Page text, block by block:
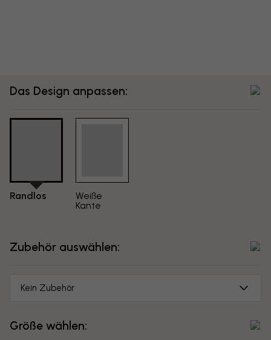
Das Design anpassen:
Randlos
Weiße
Kante
Zubehör auswählen:
Kein Zubehör
Größe wählen: